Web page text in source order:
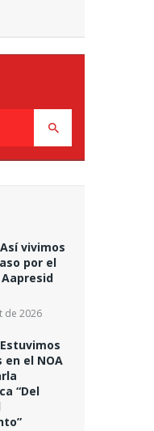
vivimos
por el
de 2026
el NOA
“Del